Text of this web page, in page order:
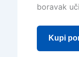
boravak
Kupi